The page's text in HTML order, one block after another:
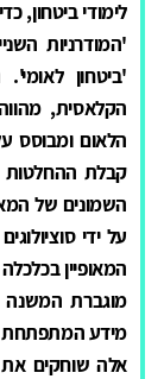
לימודי ביטחון,
'המודרניות
'ביטחון
הקלאסית,
הלאום ומבוסס
קבלת ההחלטות
על ידי
המאופיין
מוגברת המשנה
מידע המתפתחת
אלה שוחקים את